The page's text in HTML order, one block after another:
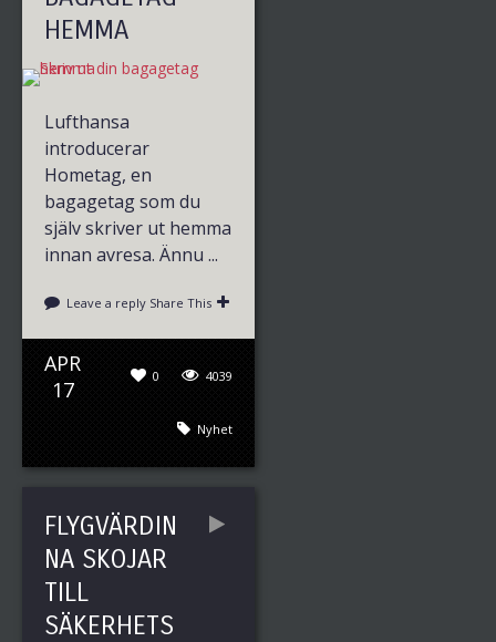
HEMMA
Lufthansa
introducerar
Hometag, en
bagagetag som du
själv skriver ut hemma
innan avresa. Ännu ...
Leave a reply Share This
APR
17
4039
0
Nyhet
FLYGVÄRDIN
NA SKOJAR
TILL
SÄKERHETS